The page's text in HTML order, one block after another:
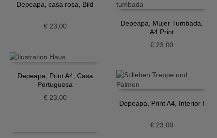
Depeapa, casa rosa, Bild
€23,00
Depeapa, Mujer Tumbada,
A4 Print
€ 23,00
Depeapa, Print A4, Casa
Portuguesa
€23,00
Depeapa, Print A4, Interior I
€ 23,00